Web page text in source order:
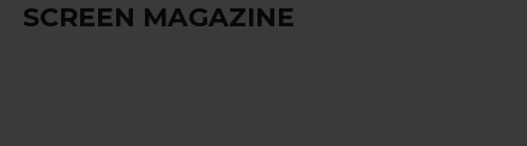
SCREEN MAGAZINE